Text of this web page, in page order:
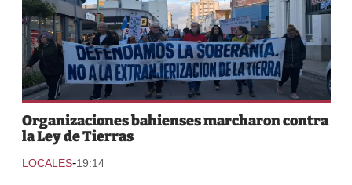
Organizaciones bahienses marcharon contra
la Ley de Tierras
LOCALES-19:14